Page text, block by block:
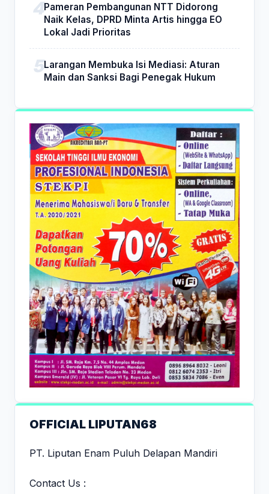
Pameran Pembangunan NTT Didorong
Naik Kelas, DPRD Minta Artis hingga EO
Lokal Jadi Prioritas
Larangan Membuka Isi Mediasi: Aturan
Main dan Sanksi Bagi Penegak Hukum
OFFICIAL LIPUTAN68
PT. Liputan Enam Puluh Delapan Mandiri
Contact Us :